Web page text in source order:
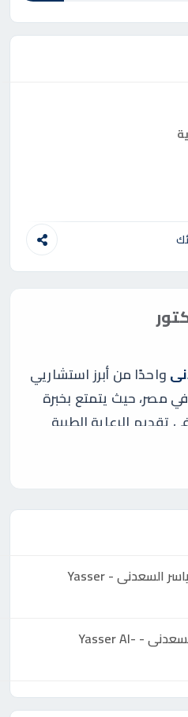
واحدًا من أبرز استشاريي
مصر، حيث يتمتع بخبرة
الرعاية الطبية
في منطقة
بمهارته العالية
المعقدة، مثل القسطرة
وعلاج أمراض القلب
الأكاديمية
استشاري جراحة القلب
كما أنه مدرس جراحة
ياسر السعدنى - Yasser
ياسر السعدنى - Yasser Al-